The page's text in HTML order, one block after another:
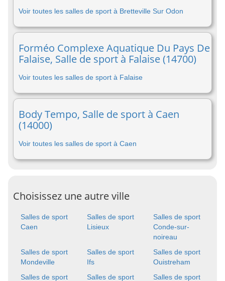
Voir toutes les salles de sport à Bretteville Sur Odon
Forméo Complexe Aquatique Du Pays De
Falaise, Salle de sport à Falaise (14700)
Voir toutes les salles de sport à Falaise
Body Tempo, Salle de sport à Caen
(14000)
Voir toutes les salles de sport à Caen
Choisissez une autre ville
Salles de sport
Caen
Salles de sport
Lisieux
Salles de sport
Conde-sur-
noireau
Salles de sport
Mondeville
Salles de sport
Ifs
Salles de sport
Ouistreham
Salles de sport
Salles de sport
Salles de sport